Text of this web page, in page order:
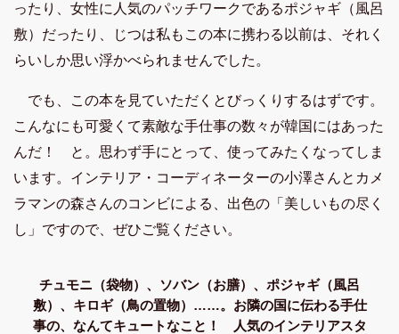
ったり、女性に人気のパッチワークであるポジャギ（風呂
敷）だったり、じつは私もこの本に携わる以前は、それく
らいしか思い浮かべられませんでした。
でも、この本を見ていただくとびっくりするはずです。
こんなにも可愛くて素敵な手仕事の数々が韓国にはあった
んだ！ と。思わず手にとって、使ってみたくなってしま
います。インテリア・コーディネーターの小澤さんとカメ
ラマンの森さんのコンビによる、出色の「美しいもの尽く
し」ですので、ぜひご覧ください。
チュモニ（袋物）、ソバン（お膳）、ポジャギ（風呂
敷）、キロギ（鳥の置物）……。お隣の国に伝わる手仕
事の、なんてキュートなこと！ 人気のインテリアスタ